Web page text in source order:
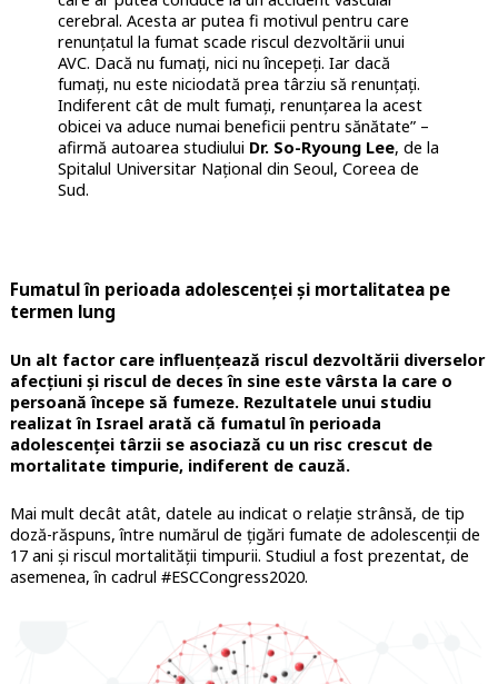
cerebral. Acesta ar putea fi motivul pentru care
renunțatul la fumat scade riscul dezvoltării unui
AVC. Dacă nu fumați, nici nu începeți. Iar dacă
fumați, nu este niciodată prea târziu să renunțați.
Indiferent cât de mult fumați, renunțarea la acest
obicei va aduce numai beneficii pentru sănătate” –
afirmă autoarea studiului Dr. So-Ryoung Lee, de la
Spitalul Universitar Național din Seoul, Coreea de
Sud.
Fumatul în perioada adolescenței și mortalitatea pe
termen lung
Un alt factor care influențează riscul dezvoltării diverselor
afecțiuni și riscul de deces în sine este vârsta la care o
persoană începe să fumeze. Rezultatele unui studiu
realizat în Israel arată că fumatul în perioada
adolescenței târzii se asociază cu un risc crescut de
mortalitate timpurie, indiferent de cauză.
Mai mult decât atât, datele au indicat o relație strânsă, de tip
doză-răspuns, între numărul de țigări fumate de adolescenții de
17 ani și riscul mortalității timpurii. Studiul a fost prezentat, de
asemenea, în cadrul #ESCCongress2020.